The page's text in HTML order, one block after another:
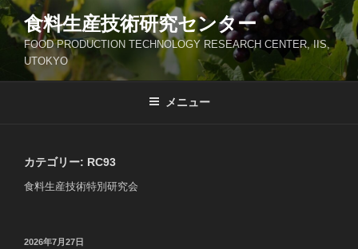
コ
ン
ツ
食料生産技術研究センター
FOOD PRODUCTION TECHNOLOGY RESEARCH CENTER, IIS,
UTOKYO
メニュー
カテゴリー: RC93
食料生産技術特別研究会
投
2026年7月27日